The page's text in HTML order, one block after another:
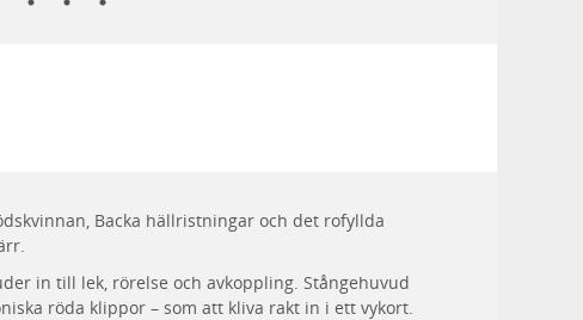
Backa hällristningar och det rofyllda
in till lek, rörelse och avkoppling. Stångehuvud
röda klippor – som att kliva rakt in i ett vykort.